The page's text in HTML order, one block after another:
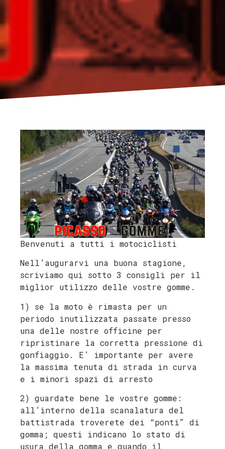
Benvenuti a tutti i motociclisti
Nell’augurarvi una buona stagione,
scriviamo qui sotto 3 consigli per il
miglior utilizzo delle vostre gomme.
1) se la moto è rimasta per un
periodo inutilizzata passate presso
una delle nostre officine per
ripristinare la corretta pressione di
gonfiaggio. E’ importante per avere
la massima tenuta di strada in curva
e i minori spazi di arresto
2) guardate bene le vostre gomme:
all’interno della scanalatura del
battistrada troverete dei “ponti” di
gomma; questi indicano lo stato di
usura della gomma e quando il